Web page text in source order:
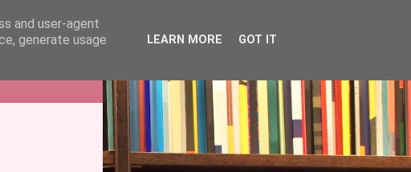
and user-agent
generate usage
LEARN MORE GOT IT